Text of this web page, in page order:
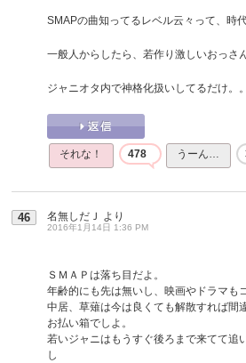
SMAPの曲知ってるレベル云々って、時
一般人からしたら、若作り激しいおっさ
ジャニオタ内で神格化扱いしてるだけ。。
それな！ 478 うーん…
46 名無しだＪ より
2016年1月14日 1:36 PM
ＳＭＡＰは落ち目だよ。
年齢的にも先は無いし、映画やドラマも
中居、草薙は今は良くても解散すれば間
お払い箱でしよ。
若いジャニはもうすぐ後ろまで来てて追
し